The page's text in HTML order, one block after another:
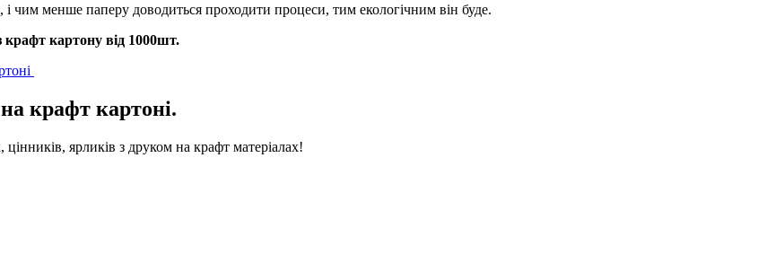
чим менше паперу доводиться проходити процеси, тим екологічним він буде.
крафт картону від 1000шт.
крафт картоні.
ярликів з друком на крафт матеріалах!